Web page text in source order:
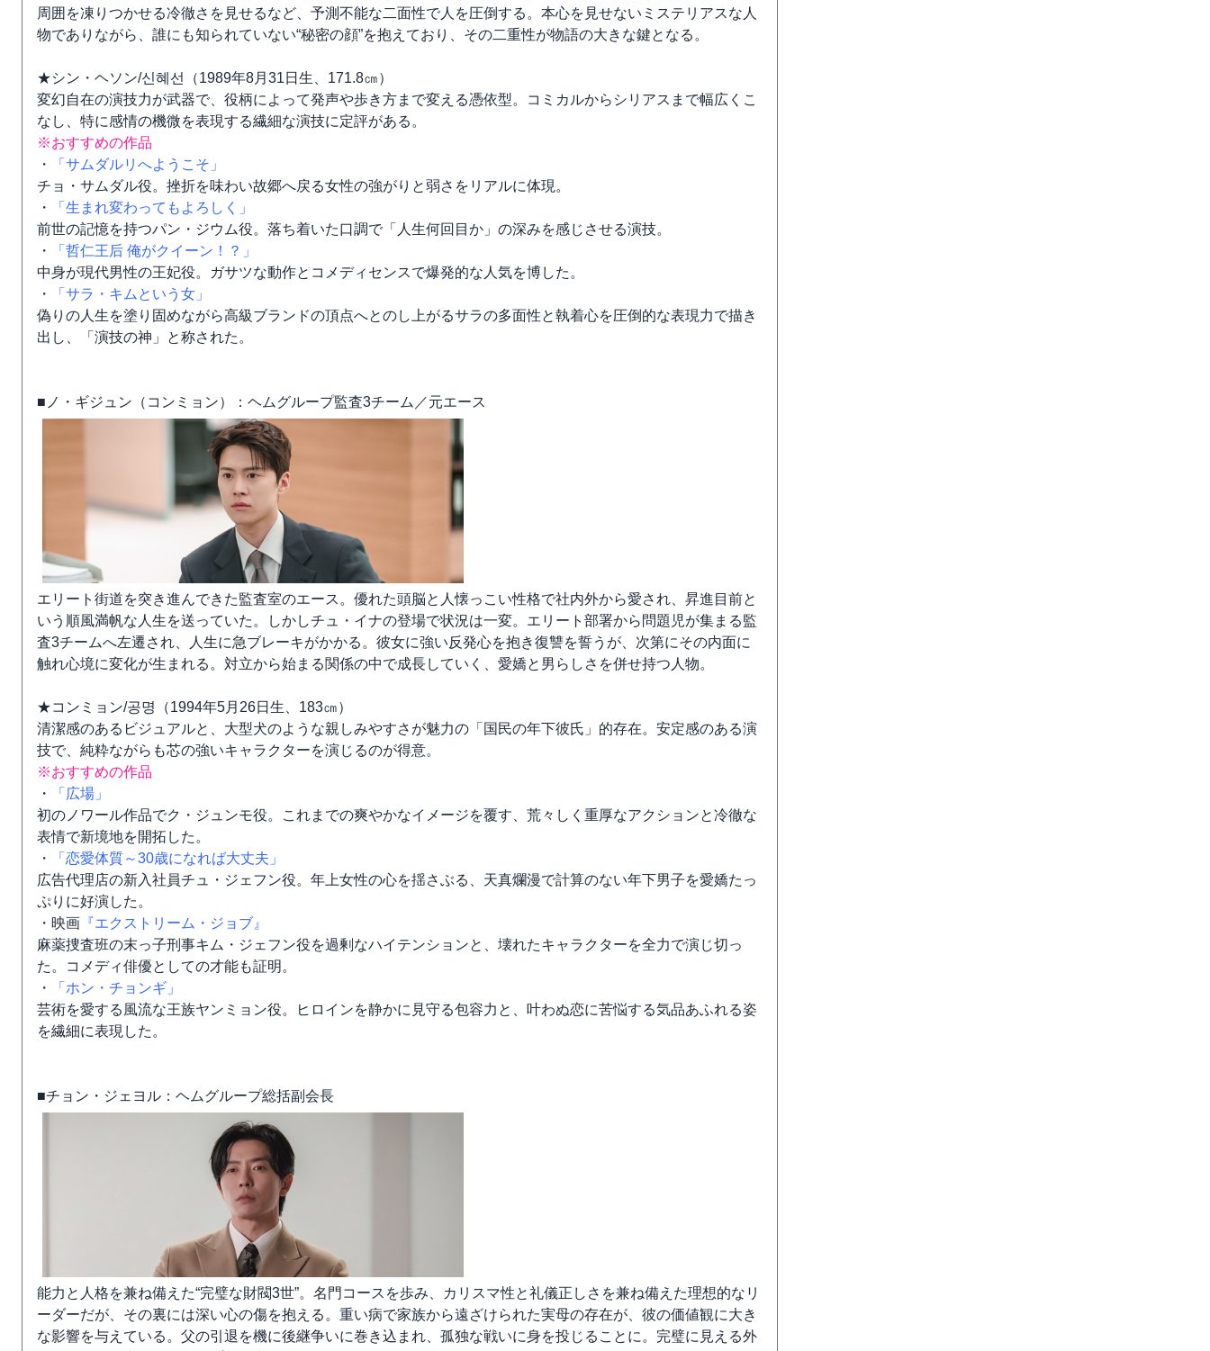
周囲を凍りつかせる冷徹さを見せるなど、予測不能な二面性で人を圧倒する。本心を見せないミステリアスな人
物でありながら、誰にも知られていない“秘密の顔”を抱えており、その二重性が物語の大きな鍵となる。
★シン・ヘソン/신혜선（1989年8月31日生、171.8㎝）
変幻自在の演技力が武器で、役柄によって発声や歩き方まで変える憑依型。コミカルからシリアスまで幅広くこ
なし、特に感情の機微を表現する繊細な演技に定評がある。
※おすすめの作品
・
「サムダルリへようこそ」
チョ・サムダル役。挫折を味わい故郷へ戻る女性の強がりと弱さをリアルに体現。
・
「生まれ変わってもよろしく」
前世の記憶を持つパン・ジウム役。落ち着いた口調で「人生何回目か」の深みを感じさせる演技。
・
「哲仁王后 俺がクイーン！？」
中身が現代男性の王妃役。ガサツな動作とコメディセンスで爆発的な人気を博した。
・
「サラ・キムという女」
偽りの人生を塗り固めながら高級ブランドの頂点へとのし上がるサラの多面性と執着心を圧倒的な表現力で描き
出し、「演技の神」と称された。
■ノ・ギジュン（コンミョン）：ヘムグループ監査3チーム／元エース
エリート街道を突き進んできた監査室のエース。優れた頭脳と人懐っこい性格で社内外から愛され、昇進目前と
いう順風満帆な人生を送っていた。しかしチュ・イナの登場で状況は一変。エリート部署から問題児が集まる監
査3チームへ左遷され、人生に急ブレーキがかかる。彼女に強い反発心を抱き復讐を誓うが、次第にその内面に
触れ心境に変化が生まれる。対立から始まる関係の中で成長していく、愛嬌と男らしさを併せ持つ人物。
★コンミョン/공명（1994年5月26日生、183㎝）
清潔感のあるビジュアルと、大型犬のような親しみやすさが魅力の「国民の年下彼氏」的存在。安定感のある演
技で、純粋ながらも芯の強いキャラクターを演じるのが得意。
※おすすめの作品
・
「広場」
初のノワール作品でク・ジュンモ役。これまでの爽やかなイメージを覆す、荒々しく重厚なアクションと冷徹な
表情で新境地を開拓した。
・
「恋愛体質～30歳になれば大丈夫」
広告代理店の新入社員チュ・ジェフン役。年上女性の心を揺さぶる、天真爛漫で計算のない年下男子を愛嬌たっ
ぷりに好演した。
・映画 『エクストリーム・ジョブ』
麻薬捜査班の末っ子刑事キム・ジェフン役を過剰なハイテンションと、壊れたキャラクターを全力で演じ切っ
た。コメディ俳優としての才能も証明。
・
「ホン・チョンギ」
芸術を愛する風流な王族ヤンミョン役。ヒロインを静かに見守る包容力と、叶わぬ恋に苦悩する気品あふれる姿
を繊細に表現した。
■チョン・ジェヨル：ヘムグループ総括副会長
能力と人格を兼ね備えた“完璧な財閥3世”。名門コースを歩み、カリスマ性と礼儀正しさを兼ね備えた理想的なリ
ーダーだが、その裏には深い心の傷を抱える。重い病で家族から遠ざけられた実母の存在が、彼の価値観に大き
な影響を与えている。父の引退を機に後継争いに巻き込まれ、孤独な戦いに身を投じることに。完璧に見える外